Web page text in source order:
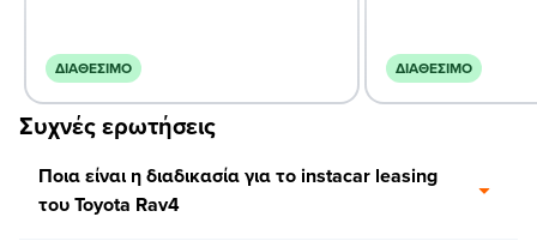
ΔΙΑΘΈΣΙΜΟ ΔΙΑΘΈΣΙΜΟ
Συχνές ερωτήσεις
Ποια είναι η διαδικασία για το instacar leasing
του Toyota Rav4